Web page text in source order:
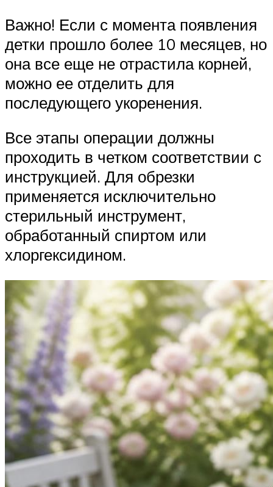
Важно! Если с момента появления
детки прошло более 10 месяцев, но
она все еще не отрастила корней,
можно ее отделить для
последующего укоренения.
Все этапы операции должны
проходить в четком соответствии с
инструкцией. Для обрезки
применяется исключительно
стерильный инструмент,
обработанный спиртом или
хлоргексидином.